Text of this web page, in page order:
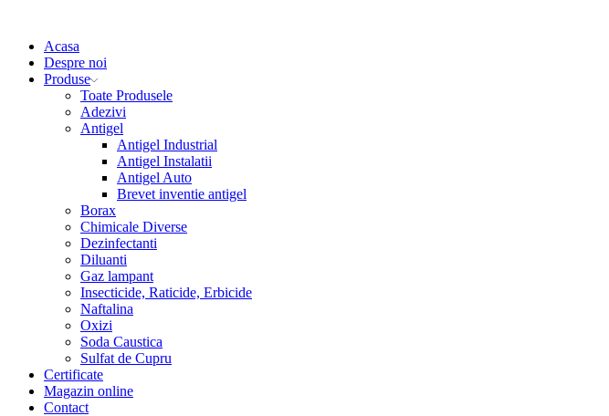
Acasa
Despre noi
Produse
Toate Produsele
Adezivi
Antigel
Antigel Industrial
Antigel Instalatii
Antigel Auto
Brevet inventie antigel
Borax
Chimicale Diverse
Dezinfectanti
Diluanti
Gaz lampant
Insecticide, Raticide, Erbicide
Naftalina
Oxizi
Soda Caustica
Sulfat de Cupru
Certificate
Magazin online
Contact